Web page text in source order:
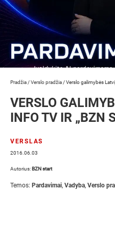
Pradžia /Verslo pradžia /Verslo galimybės
VERSLO
INFO TV IR „BZN
VERSLAS
2016.06.03
Autorius: BZN start
Temos: Pardavimai, Vadyba, Verslo